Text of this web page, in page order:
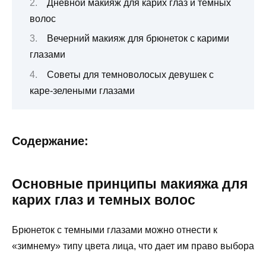
Дневной макияж для карих глаз и темных
волос
Вечерний макияж для брюнеток с карими
глазами
Советы для темноволосых девушек с
каре-зелеными глазами
Содержание:
Основные принципы макияжа для
карих глаз и темных волос
Брюнеток с темными глазами можно отнести к
«зимнему» типу цвета лица, что дает им право выбора